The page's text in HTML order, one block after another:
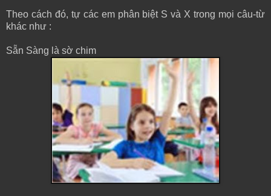
Theo cách đó, tự các em phân biệt S và X trong mọi câu-từ
khác như :
Sẵn Sàng là sờ chim